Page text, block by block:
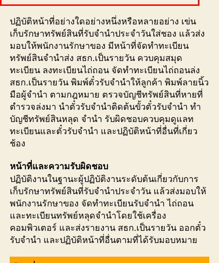
ปฏิบัติหน้าที่อย่างใดอย่างหนึ่งหรือหลายอย่าง เข่น
เก็บรักษาทรัพย์สินที่รับจำนำประจำวันใส่ชอง แล้วส่ง
มอบให้พนักงานรักษาของ มีหน้าที่จัดทำทะเบียน
ทรัพย์สินจำนำส่ง สธก.เป็นรายวัน ควบคุมสมุด
ทะเบียน ลงทะเบียนไถ่ถอน จัดทำทะเบียนไถ่ถอนล่ง
สธก.เป็นรายวัน พิมพ์ตั๋วรับจำนำให้ลูกค้า พิมพ์ลายนิ้ว
มือผู้จำนำ ตามกฎหมาย ตรวจบัญชีทรัพย์สินที่หายที่
ตำรวจล่งมา นำตั๋วรับจำนำติดต้นขั้วตั๋วรับจำนำ ทำ
บัญชีทรัพย์สินหลุด จำนำ รับผิดชอบควบคุมดูแลท
ทะเบียนและตั๋วรับจำนำ และปฏิบัติหน้าที่อื่นที่เกี่ยว
ช้อง
หน้าที่และความรับผิดชอบ
ปฏิบัติงานในฐานะผู้ปฏิบัติงานระดับต้นเกี่ยวกับการ
เก็บรักษาทรัพย์สินที่รับจำนำประจำวัน แล้วส่งมอบให้
พนักงานรักษาของ จัดทำทะเบียนรับจำนำ ไถ่ถอน
และทะเบียนทรัพย์หลุดจำนำโดยใช้เครื่อง
คอมพิวเตอร์ และส่งรายงาน สธก.เป็นรายวัน ออกตั๋ว
รับจำนำ และปฏิบัติหน้าที่อื่นตามที่ได้รับมอบหมาย